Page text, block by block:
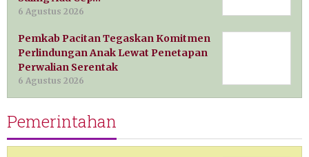
6 Agustus 2026
Pemkab Pacitan Tegaskan Komitmen
Perlindungan Anak Lewat Penetapan
Perwalian Serentak
6 Agustus 2026
Pemerintahan